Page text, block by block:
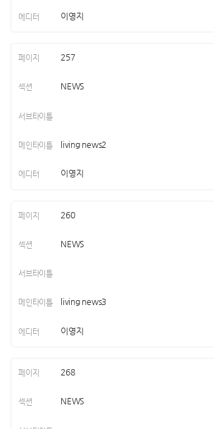
이영지
257
NEWS
living news2
이영지
260
NEWS
living news3
이영지
268
NEWS